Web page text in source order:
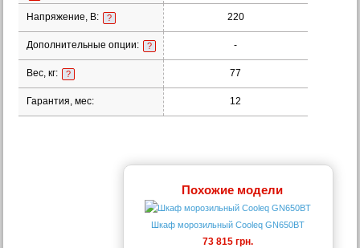
Напряжение, В: ? 220
Дополнительные опции: ? -
Вес, кг: ? 77
Гарантия, мес: 12
Похожие модели
Шкаф морозильный Cooleq GN650BT
73 815 грн.